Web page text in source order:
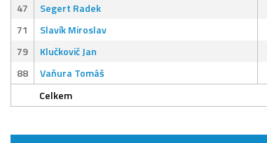
47
Segert Radek
71
Slavík Miroslav
79
Klučkovič Jan
88
Vaňura Tomáš
Celkem